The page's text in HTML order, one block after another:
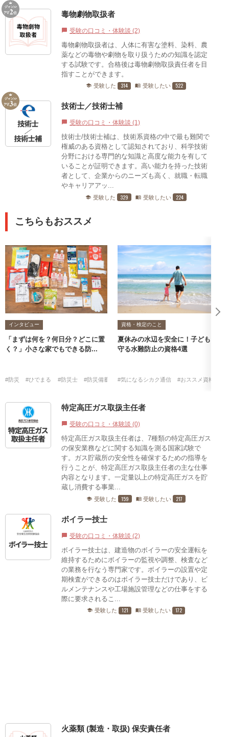
毒物劇物取扱者
chat_bubble 受験の口コミ・体験談 (2)
毒物劇物取扱者は、人体に有害な塗料、染料、農
薬などの毒物や劇物を取り扱うための知識を認定
する試験です。合格後は毒物劇物取扱責任者を目
指すことができます。
school 受験した 314 menu_book 受験したい 522
技術士／技術士補
chat_bubble 受験の口コミ・体験談 (1)
技術士/技術士補は、技術系資格の中で最も難関で
権威のある資格として認知されており、科学技術
分野における専門的な知識と高度な能力を有して
いることが証明できます。高い能力を持った技術
者として、企業からのニーズも高く、就職・転職
やキャリアアッ...
school 受験した 329 menu_book 受験したい 224
こちらもおススメ
インタビュー
「まずは何を？何日分？どこに置
く？」小さな家でもできる防...
#防災 #ひでまる #防災士 #防災備蓄収納プランナー
資格・検定のこと
夏休みの水辺を安全に！子どもを
守る水難防止の資格4選
#気になるシカク通信 #おススメ資格・検
特定高圧ガス取扱主任者
chat_bubble 受験の口コミ・体験談 (0)
特定高圧ガス取扱主任者は、7種類の特定高圧ガス
の保安業務などに関する知識を測る国家試験で
す。ガス貯蔵所の安全性を確保するための指導を
行うことが、特定高圧ガス取扱主任者の主な仕事
内容となります。一定量以上の特定高圧ガスを貯
蔵し消費する事業...
school 受験した 159 menu_book 受験したい 217
ボイラー技士
chat_bubble 受験の口コミ・体験談 (2)
ボイラー技士は、建造物のボイラーの安全運転を
維持するためにボイラーの監視や調整、検査など
の業務を行なう専門家です。ボイラーの設置や定
期検査ができるのはボイラー技士だけであり、ビ
ルメンテナンスや工場施設管理などの仕事をする
際に要求されるこ...
school 受験した 121 menu_book 受験したい 172
火薬類 (製造・取扱) 保安責任者